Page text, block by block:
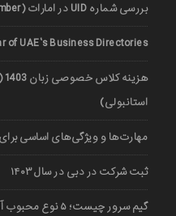
بررسی شماره UID در امارات (UAE Unified Number)
of UAE’s Business Directories
استانبولی)
مهارت‌ها و ویژگی‌های اساسی
ثبت شرکت در دبی در سال ۱۴۰۳
گیم سرور چیست؛ ۵ نوع محبوب آن